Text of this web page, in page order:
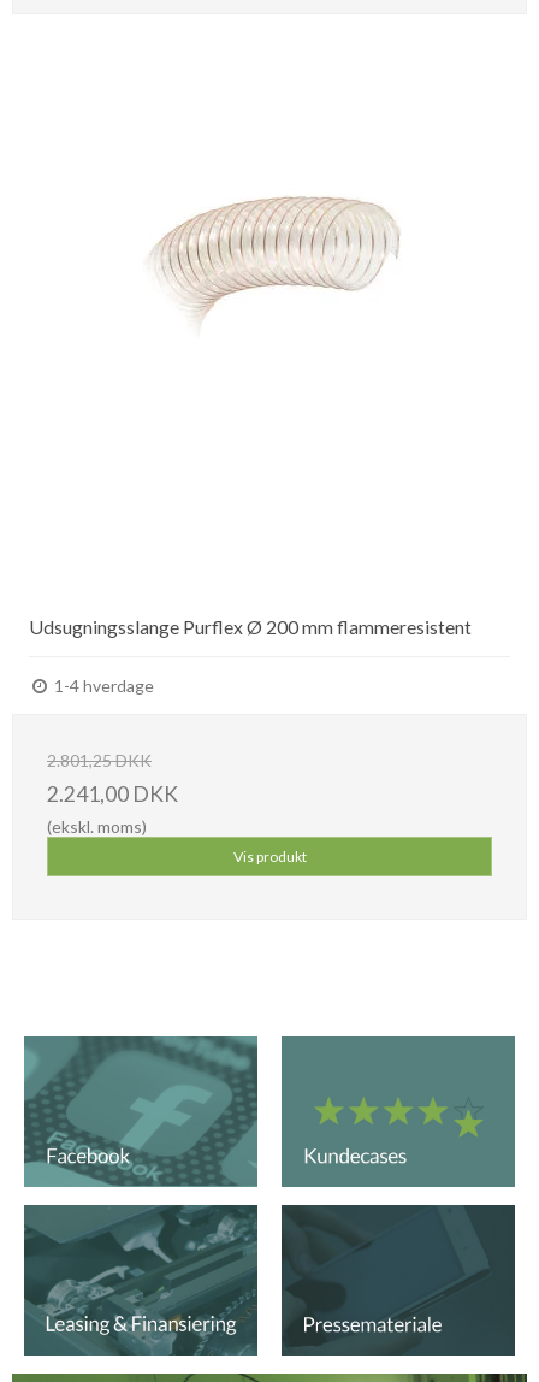
Udsugningsslange Purflex Ø 200 mm flammeresistent
1-4 hverdage
2.801,25 DKK
2.241,00 DKK
(ekskl. moms)
Vis produkt